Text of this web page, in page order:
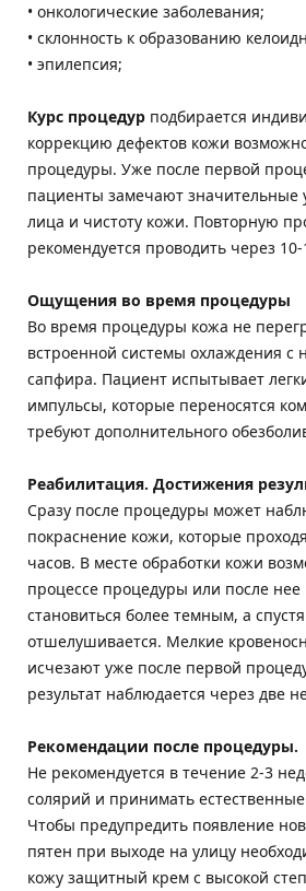
• онкологические заболевания;
• склонность к образованию
• эпилепсия;
Курс процедур подбирается
коррекцию дефектов кожи
процедуры. Уже после первой
пациенты замечают значительные
лица и чистоту кожи. Повторную
рекомендуется проводить через
Ощущения во время процедуры
Во время процедуры кожа не
встроенной системы охлаждения с
сапфира. Пациент испытывает
импульсы, которые переносятся
требуют дополнительного
Реабилитация. Достижения
Сразу после процедуры может
покраснение кожи, которые
часов. В месте обработки кожи
процессе процедуры или после
становиться более темным, а
отшелушивается. Мелкие
исчезают уже после первой
результат наблюдается через две
Рекомендации после процедуры.
Не рекомендуется в течение 2-3
солярий и принимать
Чтобы предупредить появление
пятен при выходе на улицу
кожу защитный крем с высокой